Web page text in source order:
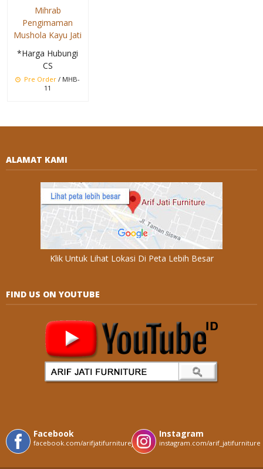
Mihrab
Pengimaman
Mushola Kayu Jati
*Harga Hubungi
CS
Pre Order / MHB-
11
ALAMAT KAMI
Klik Untuk Lihat Lokasi Di Peta Lebih Besar
FIND US ON YOUTUBE
Facebook
facebook.com/arifjatifurniturejepara
Instagram
instagram.com/arif_jatifurniture